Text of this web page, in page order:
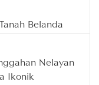
Belanda
Nelayan
Ikonik